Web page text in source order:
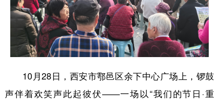
新疆 内蒙古 黑龙江
10月28日，西安市鄠邑区余下中心广场上，锣鼓
声伴着欢笑声此起彼伏——一场以“我们的节日·重